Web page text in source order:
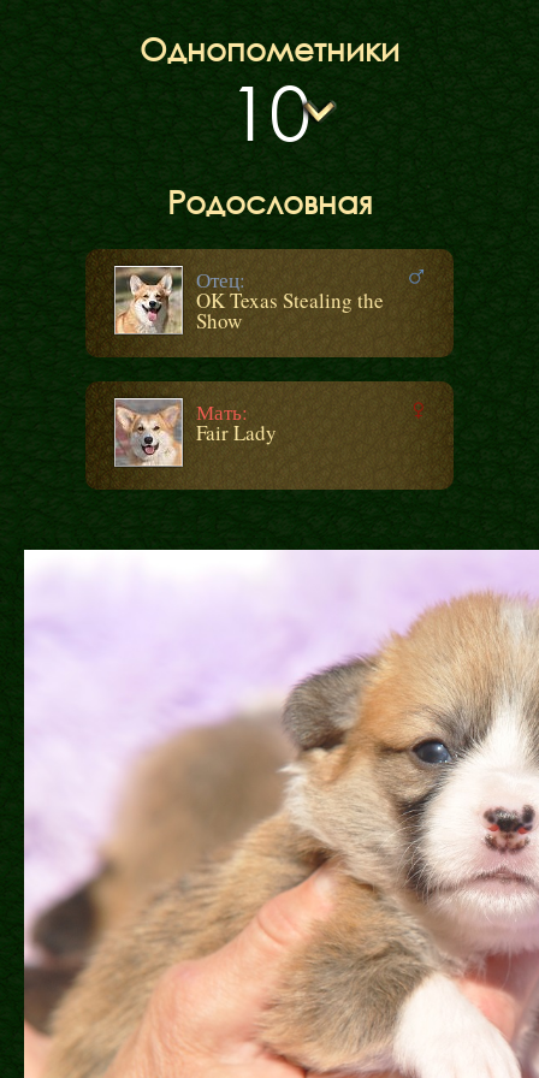
Однопометники
10
Родословная
Отец:
OK Texas Stealing the
Show
Мать:
Fair Lady